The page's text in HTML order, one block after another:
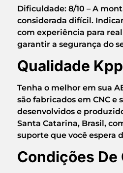
Dificuldade: 8/10 – A
considerada difícil.
com experiência para
garantir a segurança do
Qualidade
Tenha o melhor em sua
são fabricados em CNC e
desenvolvidos e
Santa Catarina, Brasil,
suporte que você espera
Condições De